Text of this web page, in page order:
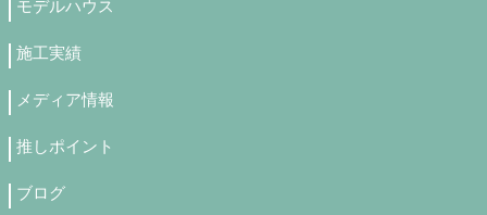
モデルハウス
施工実績
メディア情報
推しポイント
ブログ